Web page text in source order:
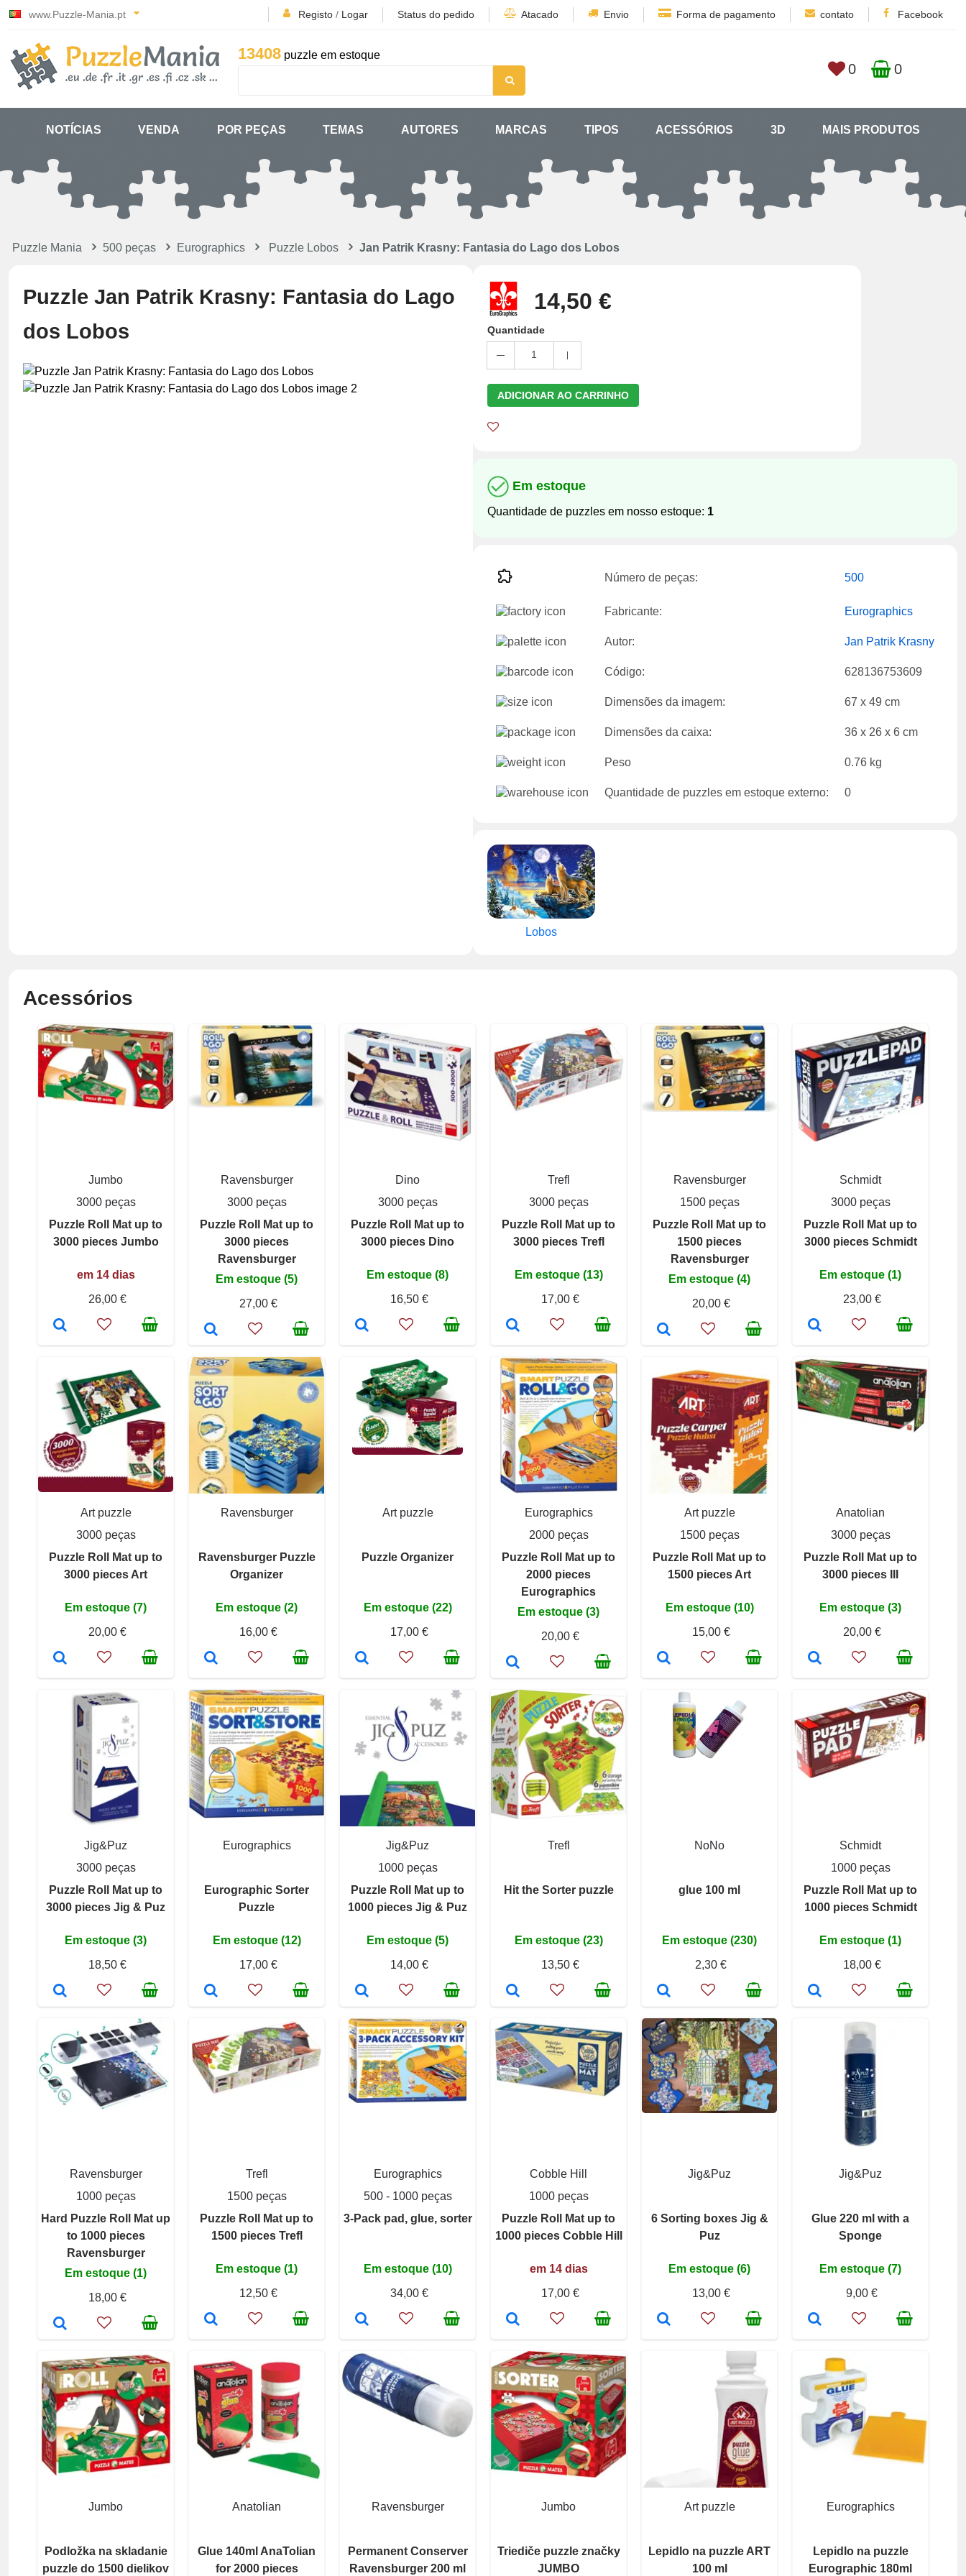
www.Puzzle-Mania.pt Registo / Logar Status do pedido Atacado Envio Forma de pagamento contato Facebook
13408 puzzle em estoque
0 0
NOTÍCIAS VENDA POR PEÇAS TEMAS AUTORES MARCAS TIPOS ACESSÓRIOS 3D MAIS PRODUTOS
Puzzle Mania 500 peças Eurographics Puzzle Lobos Jan Patrik Krasny: Fantasia do Lago dos Lobos
Puzzle Jan Patrik Krasny: Fantasia do Lago
dos Lobos
14,50 €
Quantidade
1
ADICIONAR AO CARRINHO
Em estoque
Quantidade de puzzles em nosso estoque: 1
Número de peças: 500
Fabricante: Eurographics
Autor: Jan Patrik Krasny
Código: 628136753609
Dimensões da imagem: 67 x 49 cm
Dimensões da caixa: 36 x 26 x 6 cm
Peso 0.76 kg
Quantidade de puzzles em estoque externo: 0
Lobos
Acessórios
Jumbo
3000 peças
Puzzle Roll Mat up to
3000 pieces Jumbo
em 14 dias
26,00 €
Ravensburger
3000 peças
Puzzle Roll Mat up to
3000 pieces
Ravensburger
Em estoque (5)
27,00 €
Dino
3000 peças
Puzzle Roll Mat up to
3000 pieces Dino
Em estoque (8)
16,50 €
Trefl
3000 peças
Puzzle Roll Mat up to
3000 pieces Trefl
Em estoque (13)
17,00 €
Ravensburger
1500 peças
Puzzle Roll Mat up to
1500 pieces
Ravensburger
Em estoque (4)
20,00 €
Schmidt
3000 peças
Puzzle Roll Mat up to
3000 pieces Schmidt
Em estoque (1)
23,00 €
Art puzzle
3000 peças
Puzzle Roll Mat up to
3000 pieces Art
Em estoque (7)
20,00 €
Ravensburger
Ravensburger Puzzle
Organizer
Em estoque (2)
16,00 €
Art puzzle
Puzzle Organizer
Em estoque (22)
17,00 €
Eurographics
2000 peças
Puzzle Roll Mat up to
2000 pieces
Eurographics
Em estoque (3)
20,00 €
Art puzzle
1500 peças
Puzzle Roll Mat up to
1500 pieces Art
Em estoque (10)
15,00 €
Anatolian
3000 peças
Puzzle Roll Mat up to
3000 pieces III
Em estoque (3)
20,00 €
Jig&Puz
3000 peças
Puzzle Roll Mat up to
3000 pieces Jig & Puz
Em estoque (3)
18,50 €
Eurographics
Eurographic Sorter
Puzzle
Em estoque (12)
17,00 €
Jig&Puz
1000 peças
Puzzle Roll Mat up to
1000 pieces Jig & Puz
Em estoque (5)
14,00 €
Trefl
Hit the Sorter puzzle
Em estoque (23)
13,50 €
NoNo
glue 100 ml
Em estoque (230)
2,30 €
Schmidt
1000 peças
Puzzle Roll Mat up to
1000 pieces Schmidt
Em estoque (1)
18,00 €
Ravensburger
1000 peças
Hard Puzzle Roll Mat up
to 1000 pieces
Ravensburger
Em estoque (1)
18,00 €
Trefl
1500 peças
Puzzle Roll Mat up to
1500 pieces Trefl
Em estoque (1)
12,50 €
Eurographics
500 - 1000 peças
3-Pack pad, glue, sorter
Em estoque (10)
34,00 €
Cobble Hill
1000 peças
Puzzle Roll Mat up to
1000 pieces Cobble Hill
em 14 dias
17,00 €
Jig&Puz
6 Sorting boxes Jig &
Puz
Em estoque (6)
13,00 €
Jig&Puz
Glue 220 ml with a
Sponge
Em estoque (7)
9,00 €
Jumbo
Podložka na skladanie
puzzle do 1500 dielikov
Anatolian
Glue 140ml AnaTolian
for 2000 pieces
Ravensburger
Permanent Conserver
Ravensburger 200 ml
Jumbo
Triediče puzzle značky
JUMBO
Art puzzle
Lepidlo na puzzle ART
100 ml
Eurographics
Lepidlo na puzzle
Eurographic 180ml